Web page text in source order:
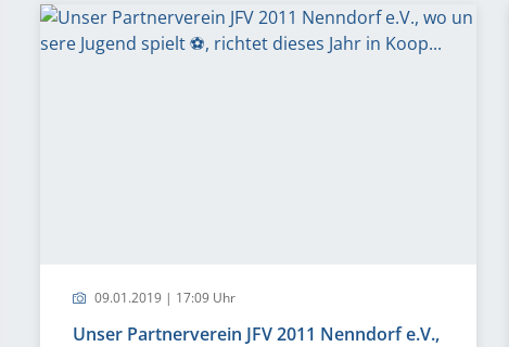
09.01.2019 | 17:09 Uhr
Unser Partnerverein JFV 2011 Nenndorf e.V.,